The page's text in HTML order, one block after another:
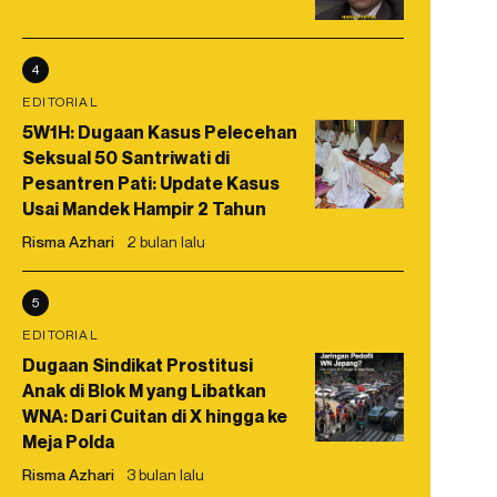
4
EDITORIAL
5W1H: Dugaan Kasus Pelecehan
Seksual 50 Santriwati di
Pesantren Pati: Update Kasus
Usai Mandek Hampir 2 Tahun
Risma Azhari 2 bulan lalu
5
EDITORIAL
Dugaan Sindikat Prostitusi
Anak di Blok M yang Libatkan
WNA: Dari Cuitan di X hingga ke
Meja Polda
Risma Azhari 3 bulan lalu